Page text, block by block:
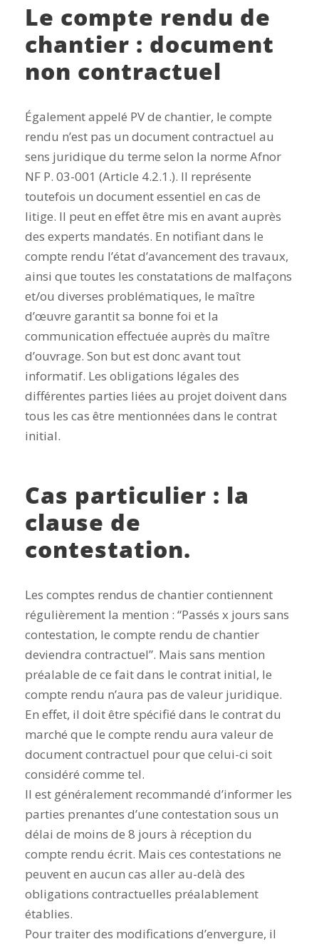
Le compte rendu de
chantier : document
non contractuel
Également appelé PV de chantier, le compte
rendu n’est pas un document contractuel au
sens juridique du terme selon la norme Afnor
NF P. 03-001 (Article 4.2.1.). Il représente
toutefois un document essentiel en cas de
litige. Il peut en effet être mis en avant auprès
des experts mandatés. En notifiant dans le
compte rendu l’état d’avancement des travaux,
ainsi que toutes les constatations de malfaçons
et/ou diverses problématiques, le maître
d’œuvre garantit sa bonne foi et la
communication effectuée auprès du maître
d’ouvrage. Son but est donc avant tout
informatif. Les obligations légales des
différentes parties liées au projet doivent dans
tous les cas être mentionnées dans le contrat
initial.
Cas particulier : la
clause de
contestation.
Les comptes rendus de chantier contiennent
régulièrement la mention : “Passés x jours sans
contestation, le compte rendu de chantier
deviendra contractuel”. Mais sans mention
préalable de ce fait dans le contrat initial, le
compte rendu n’aura pas de valeur juridique.
En effet, il doit être spécifié dans le contrat du
marché que le compte rendu aura valeur de
document contractuel pour que celui-ci soit
considéré comme tel.
Il est généralement recommandé d’informer les
parties prenantes d’une contestation sous un
délai de moins de 8 jours à réception du
compte rendu écrit. Mais ces contestations ne
peuvent en aucun cas aller au-delà des
obligations contractuelles préalablement
établies.
Pour traiter des modifications d’envergure, il